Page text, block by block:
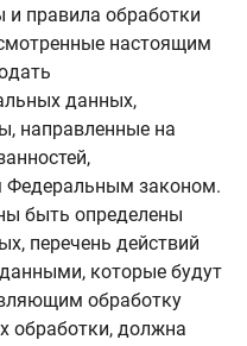
правила обработки
настоящим
данных,
направленные на
Федеральным законом.
быть определены
перечень действий
которые будут
обработку
обработки, должна